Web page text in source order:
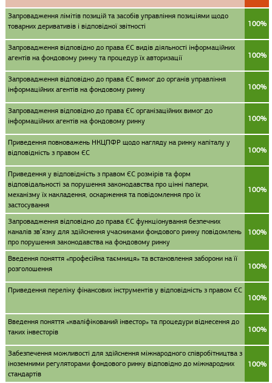
Запровадження лімітів позицій та засобів управління позиціями щодо
товарних деривативів і відповідної звітності
100%
Запровадження відповідно до права ЄС видів діяльності інформаційних
агентів на фондовому ринку та процедур їх авторизації
100%
Запровадження відповідно до права ЄС вимог до органів управління
інформаційних агентів на фондовому ринку
100%
Запровадження відповідно до права ЄС організаційних вимог до
інформаційних агентів на фондовому ринку
100%
Приведення повноважень НКЦПФР щодо нагляду на ринку капіталу у
відповідність з правом ЄС
100%
Приведення у відповідність з правом ЄС розмірів та форм
відповідальності за порушення законодавства про цінні папери,
механізму їх накладення, оскарження та повідомлення про їх
застосування
100%
Запровадження відповідно до права ЄС функціонування безпечних
каналів зв’язку для здійснення учасниками фондового ринку повідомлень
про порушення законодавства на фондовому ринку
100%
Введення поняття «професійна таємниця» та встановлення заборони на її
розголошення
100%
Приведення переліку фінансових інструментів у відповідність з правом ЄС
100%
Введення поняття «кваліфікований інвестор» та процедури віднесення до
таких інвесторів
100%
Забезпечення можливості для здійснення міжнародного співробітництва з
іноземними регуляторами фондового ринку відповідно до міжнародних
стандартів
100%